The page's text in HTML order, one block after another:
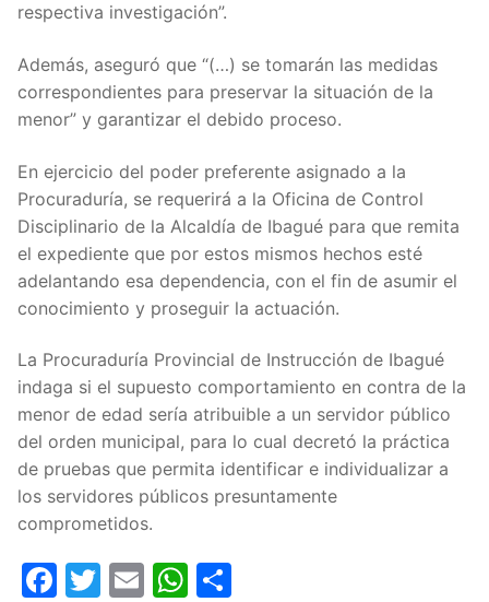
respectiva investigación”.
Además, aseguró que “(…) se tomarán las medidas
correspondientes para preservar la situación de la
menor” y garantizar el debido proceso.
En ejercicio del poder preferente asignado a la
Procuraduría, se requerirá a la Oficina de Control
Disciplinario de la Alcaldía de Ibagué para que remita
el expediente que por estos mismos hechos esté
adelantando esa dependencia, con el fin de asumir el
conocimiento y proseguir la actuación.
La Procuraduría Provincial de Instrucción de Ibagué
indaga si el supuesto comportamiento en contra de la
menor de edad sería atribuible a un servidor público
del orden municipal, para lo cual decretó la práctica
de pruebas que permita identificar e individualizar a
los servidores públicos presuntamente
comprometidos.
Facebook
Twitter
EmailWhatsApp